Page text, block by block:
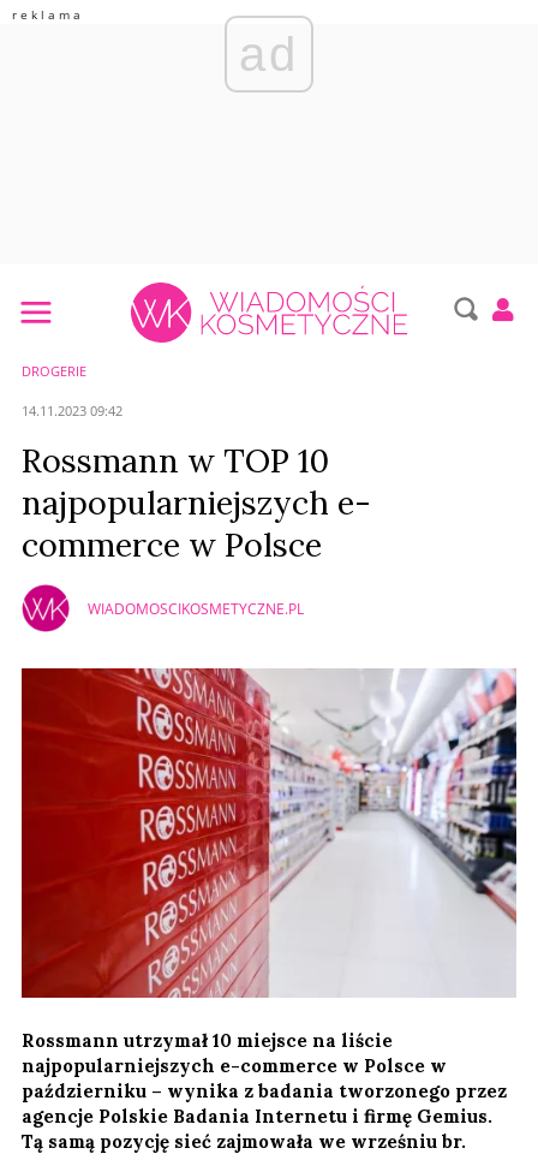
ad
DROGERIE
14.11.2023 09:42
Rossmann w TOP 10
najpopularniejszych e-
commerce w Polsce
WIADOMOSCIKOSMETYCZNE.PL
Rossmann utrzymał 10 miejsce na liście
najpopularniejszych e-commerce w Polsce w
październiku – wynika z badania tworzonego przez
agencje Polskie Badania Internetu i firmę Gemius.
Tą samą pozycję sieć zajmowała we wrześniu br.